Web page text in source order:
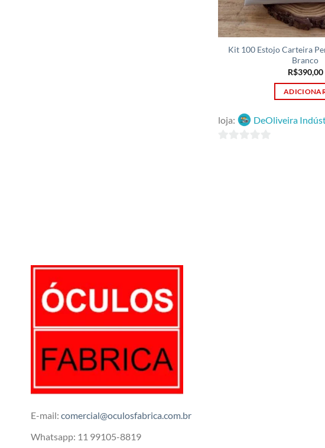
Kit 100 Estojo Carteira
Branco
R$390,00
loja: DeOliveira
E-mail: comercial@oculosfabrica.com.br
Whatsapp: 11 99105-8819